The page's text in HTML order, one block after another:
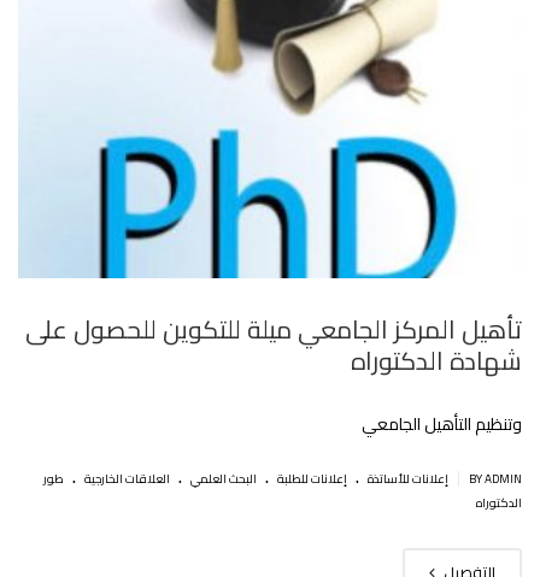
تأهيل المركز الجامعي ميلة للتكوين للحصول على
شهادة الدكتوراه
وتنظيم التأهيل الجامعي
BY ADMIN إعلانات للأساتذة . إعلانات للطلبة . البحث العلمي . العلاقات الخارجية . طور
الدكتوراه